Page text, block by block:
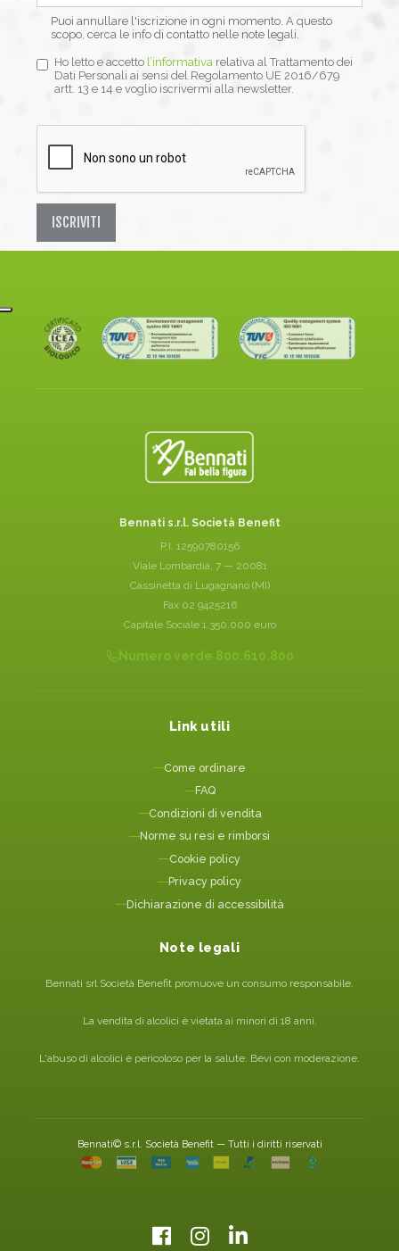
Puoi annullare l'iscrizione in ogni momento. A questo
scopo, cerca le info di contatto nelle note legali.
Ho letto e accetto l’informativa relativa al Trattamento dei
Dati Personali ai sensi del Regolamento UE 2016/679
artt. 13 e 14 e voglio iscrivermi alla newsletter.
ISCRIVITI
Bennati s.r.l. Società Benefit
P.I. 12590780156
Viale Lombardia, 7 — 20081
Cassinetta di Lugagnano (MI)
Fax 02 9425216
Capitale Sociale 1.350.000 euro
Numero verde 800.610.800
Link utili
Come ordinare
FAQ
Condizioni di vendita
Norme su resi e rimborsi
Cookie policy
Privacy policy
Dichiarazione di accessibilità
Note legali
Bennati srl Società Benefit promuove un consumo responsabile.
La vendita di alcolici è vietata ai minori di 18 anni.
L'abuso di alcolici è pericoloso per la salute. Bevi con moderazione.
Bennati© s.r.l. Società Benefit — Tutti i diritti riservati